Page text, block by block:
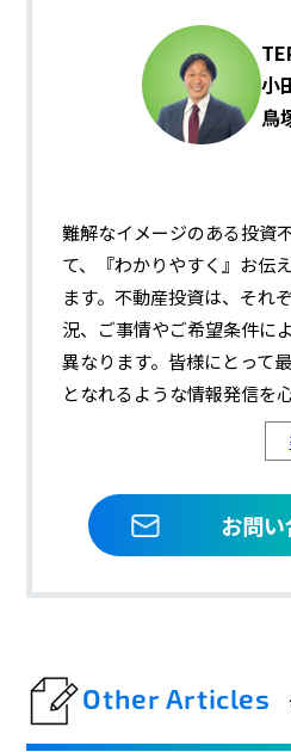
小
鳥
難解なイメージのある投資
て、『わかりやすく』お伝
ます。不動産投資は、それ
況、ご事情やご希望条件に
異なります。皆様にとって
となれるような情報発信を
お問
Other Articles